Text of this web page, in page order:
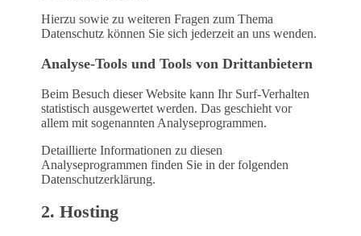
Hierzu sowie zu weiteren Fragen zum Thema
Datenschutz können Sie sich jederzeit an uns wenden.
Analyse-Tools und Tools von Dritt­anbietern
Beim Besuch dieser Website kann Ihr Surf-Verhalten
statistisch ausgewertet werden. Das geschieht vor
allem mit sogenannten Analyseprogrammen.
Detaillierte Informationen zu diesen
Analyseprogrammen finden Sie in der folgenden
Datenschutzerklärung.
2. Hosting